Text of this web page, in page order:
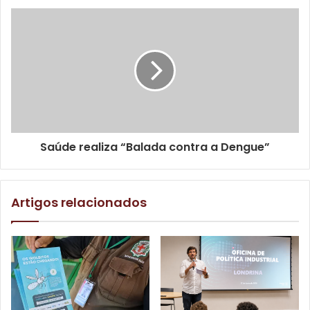
Saúde realiza “Balada contra a Dengue”
Artigos relacionados